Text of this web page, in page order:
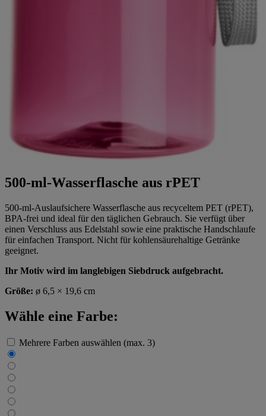
500-ml-Wasserflasche aus rPET
500-ml-Auslaufsichere Wasserflasche aus recyceltem PET (rPET),
BPA-frei und ideal für den täglichen Gebrauch. Sie verfügt über
einen Verschluss aus Edelstahl sowie eine praktische Handschlaufe
für einfachen Transport. Nicht für kohlensäurehaltige Getränke
geeignet.
Ihr Motiv wird im langlebigen Siebdruck aufgebracht.
Größe: ø 6,5 × 19,6 cm
Wähle eine Farbe:
Mehrere Farben auswählen (max. 3)